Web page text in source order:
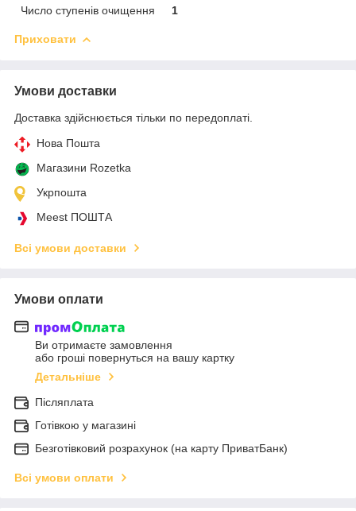
Число ступенів очищення 1
Приховати
Умови доставки
Доставка здійснюється тільки по передоплаті.
Нова Пошта
Магазини Rozetka
Укрпошта
Meest ПОШТА
Всі умови доставки
Умови оплати
Ви отримаєте замовлення
або гроші повернуться на вашу картку
Детальніше
Післяплата
Готівкою у магазині
Безготівковий розрахунок (на карту ПриватБанк)
Всі умови оплати